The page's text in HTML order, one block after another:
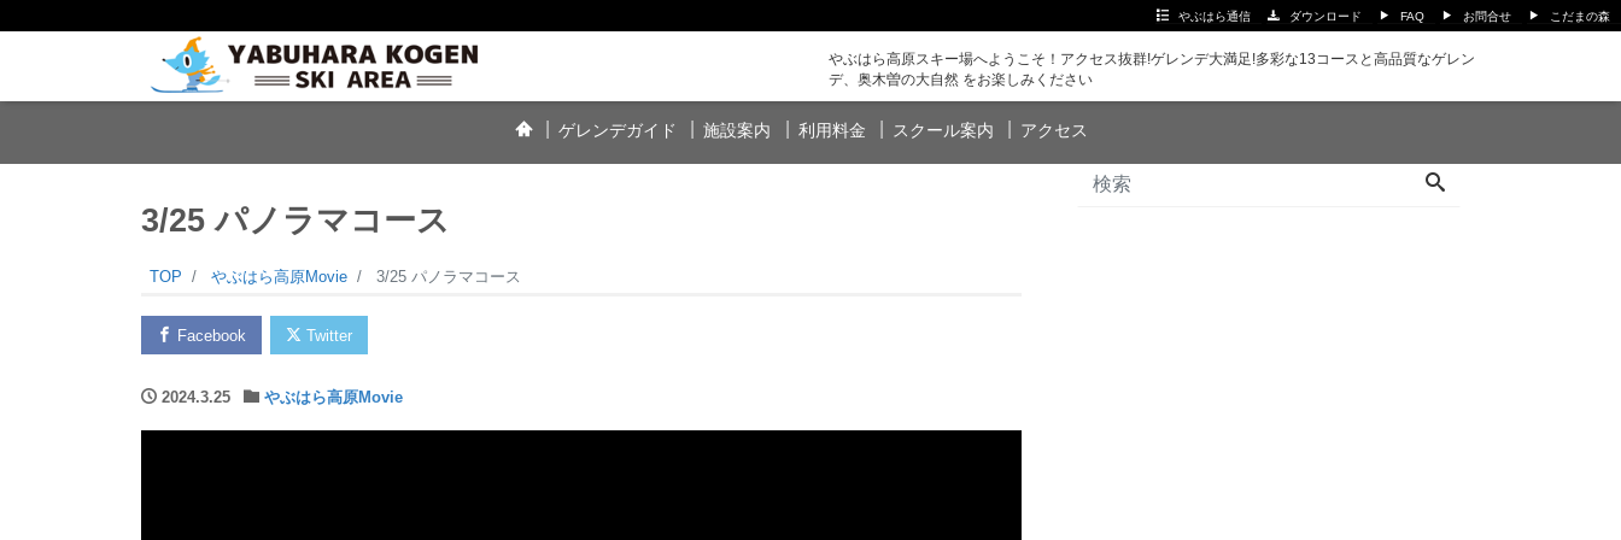
やぶはら通信 ダウンロード FAQ お問合せ こだまの森
やぶはら高原スキー場へようこそ！アクセス抜群!ゲレンデ大満足!多彩な13コースと高品質なゲレン
デ、奥木曽の大自然 をお楽しみください
ゲレンデガイド 施設案内 利用料金 スクール案内 アクセス
3/25 パノラマコース
TOP やぶはら高原Movie 3/25 パノラマコース
Facebook Twitter
2024.3.25 やぶはら高原Movie